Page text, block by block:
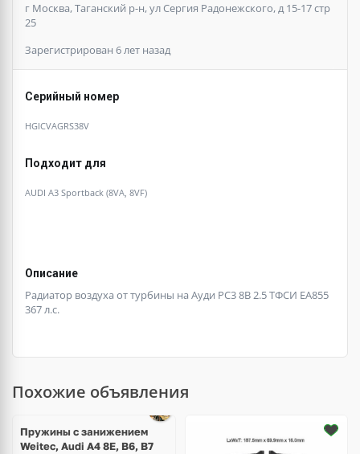
г Москва, Таганский р-н, ул Сергия Радонежского, д 15-17 стр
25
Зарегистрирован 6 лет назад
Серийный номер
HGICVAGRS38V
Подходит для
AUDI A3 Sportback (8VA, 8VF)
Описание
Радиатор воздуха от турбины на Ауди РС3 8В 2.5 ТФСИ ЕА855
367 л.с.
Похожие объявления
Пружины с занижением
Weitec, Audi A4 8E, B6, B7